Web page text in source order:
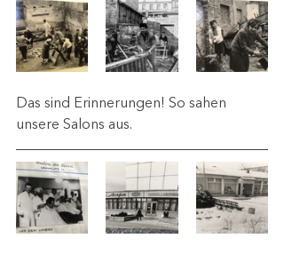
Das sind Erinnerungen! So sahen
unsere Salons aus.